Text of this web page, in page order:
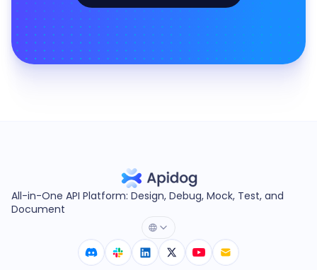
All-in-One API Platform: Design, Debug, Mock, Test, and
Document